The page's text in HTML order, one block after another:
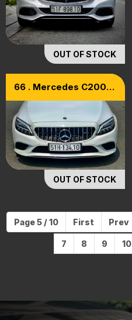
OUT OF STOCK
66 . Mercedes C200
OUT OF STOCK
Page 5 / 10 First Prev
7 8 9 10